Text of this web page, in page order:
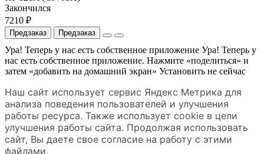
Закончился
7210 ₽
Предзаказ Предзаказ
Ура! Теперь у нас есть собственное приложение Ура! Теперь у
нас есть собственное приложение. Нажмите «поделиться» и
затем «добавить на домашний экран» Установить не сейчас
Наш сайт использует сервис Яндекс Метрика для
анализа поведения пользователей и улучшения
работы ресурса. Также использует cookie в цели
улучшения работы сайта. Продолжая использовать
сайт, Вы даете свое согласие на работу с этими
файлами.